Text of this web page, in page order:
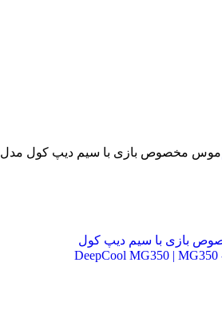
موس مخصوص بازی با سیم دیپ کول مدل DeepCool MG350 | MG350